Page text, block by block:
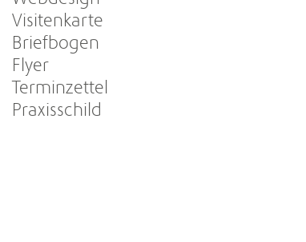
Visitenkarte
Briefbogen
Flyer
Terminzettel
Praxisschild